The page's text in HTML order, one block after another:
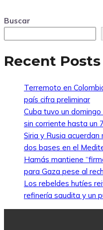
Buscar
Recent Posts
Terremoto en
país cifra preliminar
Cuba tuvo un
sin corriente hasta un
Siria y Rusia
dos bases en el
Hamás mantiene
para Gaza pese al
Los rebeldes hutíes
refinería saudita y un